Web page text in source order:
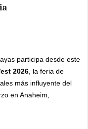
participa desde este
2026 , la feria de
más influyente del
en Anaheim,